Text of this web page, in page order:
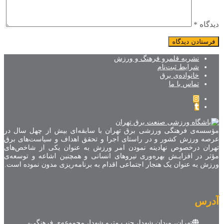
دیدگاه *
نشریه قلمرو فرهنگ و ورزش
شرایط ثبت‌نام
خانواده‌ی برق
تماس با ما
مؤسسه‌ی فرهنگی ورزشی برق تهران با سابقه‌ای بیش از چهل سال در
عرصه ورزش کشور و در راستای اجرا و تحقق اهداف و سیاست‌های برق
تهران درخصوص نهادینه نمودن امر ورزش به عنوان یکی از شاخص‌های
مؤثر در افزایـش بهره‌وری نیروهای انسانی و همچنین اشاعه و توسعه‌ی
ورزش به عنوان یک هنجار اجتماعی اقدام به برنامه‌ریزی مدون نموده است.
آدرس